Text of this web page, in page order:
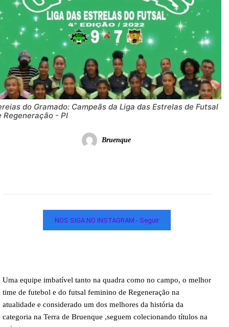
do Gramado: Campeãs da Liga das Estrelas de Futsal
Regeneração - PI
Bruenque
NOS SIGA NO INSTAGRAM - Seguir
Uma equipe imbatível tanto na quadra como no campo, o melhor
time de futebol e do futsal feminino de Regeneração na
atualidade e considerado um dos melhores da história da
categoria na Terra de Bruenque ,seguem colecionando títulos na